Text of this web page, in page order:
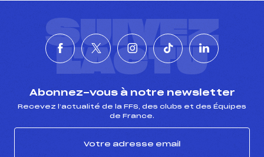
SUIVEZ
L'ACTU
Abonnez-vous à notre newsletter
Recevez l’actualité de la FFS, des clubs et des Équipes
de France.